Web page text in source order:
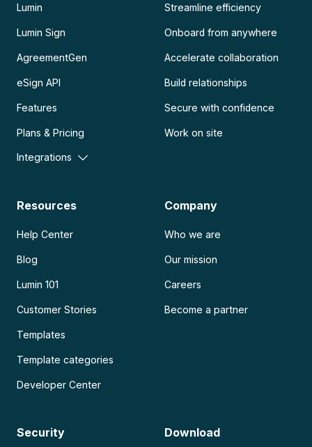
Lumin
Lumin Sign
AgreementGen
eSign API
Features
Plans & Pricing
Integrations
Streamline efficiency
Onboard from anywhere
Accelerate collaboration
Build relationships
Secure with confidence
Work on site
Resources
Help Center
Blog
Lumin 101
Customer Stories
Templates
Template categories
Developer Center
Company
Who we are
Our mission
Careers
Become a partner
Security Download